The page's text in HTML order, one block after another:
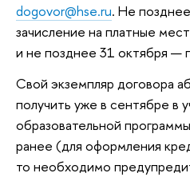
dogovor@hse.ru. Не
зачисление на платные
и не позднее 31 октября —
Свой экземпляр договора
получить уже в сентябре в
образовательной
ранее (для оформления
то необходимо